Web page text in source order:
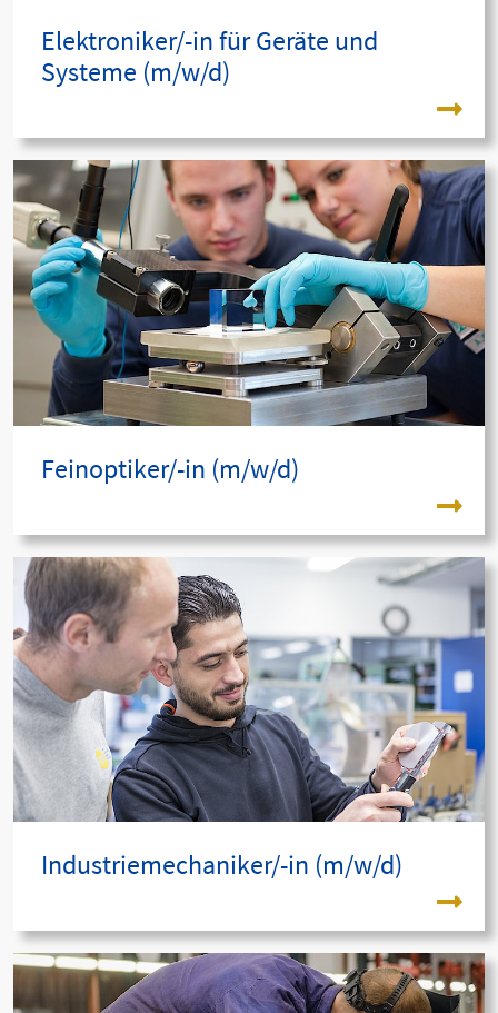
Elektroniker/-in für Geräte und
Systeme (m/w/d)
Feinoptiker/-in (m/w/d)
Industriemechaniker/-in (m/w/d)